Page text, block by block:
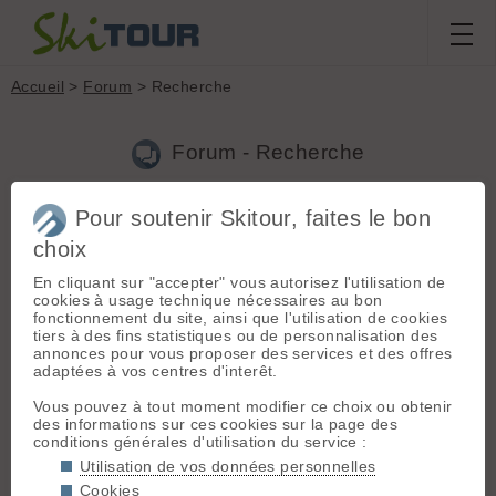
Accueil > Forum > Recherche
Forum - Recherche
Nouveau sujet|Voir tous les sujets
3 résultats
Les plus belles défigurations de la montagne, à vos
photos(bavaria le 05.02.2021 à 21:18)
Les stations n'ont pas le monopole de la défiguration de la
montagne. Loin de là. Pour rester dans le thème des retenues
artificielles (et comme souligné précédement) :
https://lh3.googleusercontent.com/proxy/xE1E-
HhtEJEz1pbVDD2jZJfuVF5H7eXP...
Un cœur lumineux sur le grand colon(bavaria le
17.11.2020 à 21:47)
Pour soutenir Skitour, faites le bon
choix
En cliquant sur "accepter" vous autorisez l'utilisation de
cookies à usage technique nécessaires au bon
fonctionnement du site, ainsi que l'utilisation de cookies
tiers à des fins statistiques ou de personnalisation des
annonces pour vous proposer des services et des offres
adaptées à vos centres d'interêt.
Vous pouvez à tout moment modifier ce choix ou obtenir
des informations sur ces cookies sur la page des
conditions générales d'utilisation du service :
Utilisation de vos données personnelles
Cookies